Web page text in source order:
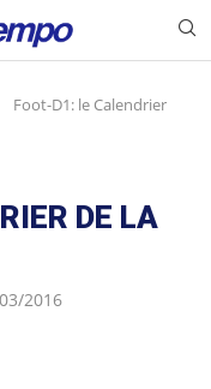
Foot-D1: le Calendrier
DE LA
2016